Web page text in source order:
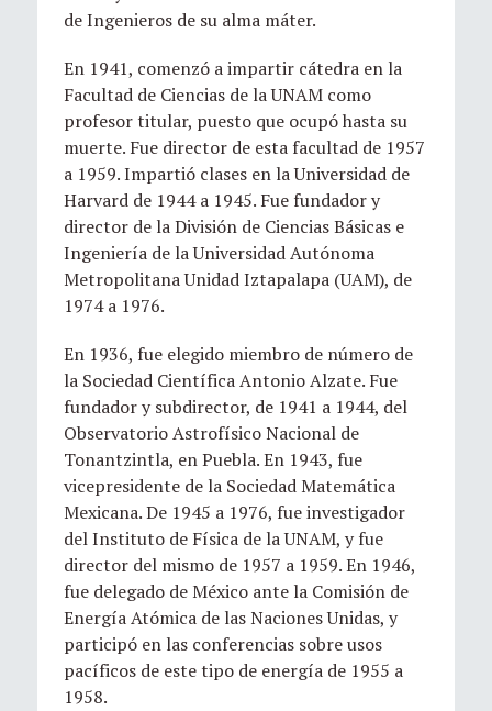
de Ingenieros de su alma máter.
En 1941, comenzó a impartir cátedra en la
Facultad de Ciencias de la UNAM como
profesor titular, puesto que ocupó hasta su
muerte. Fue director de esta facultad de 1957
a 1959. Impartió clases en la Universidad de
Harvard de 1944 a 1945. Fue fundador y
director de la División de Ciencias Básicas e
Ingeniería de la Universidad Autónoma
Metropolitana Unidad Iztapalapa (UAM), de
1974 a 1976.
En 1936, fue elegido miembro de número de
la Sociedad Científica Antonio Alzate. Fue
fundador y subdirector, de 1941 a 1944, del
Observatorio Astrofísico Nacional de
Tonantzintla, en Puebla. En 1943, fue
vicepresidente de la Sociedad Matemática
Mexicana. De 1945 a 1976, fue investigador
del Instituto de Física de la UNAM, y fue
director del mismo de 1957 a 1959. En 1946,
fue delegado de México ante la Comisión de
Energía Atómica de las Naciones Unidas, y
participó en las conferencias sobre usos
pacíficos de este tipo de energía de 1955 a
1958.